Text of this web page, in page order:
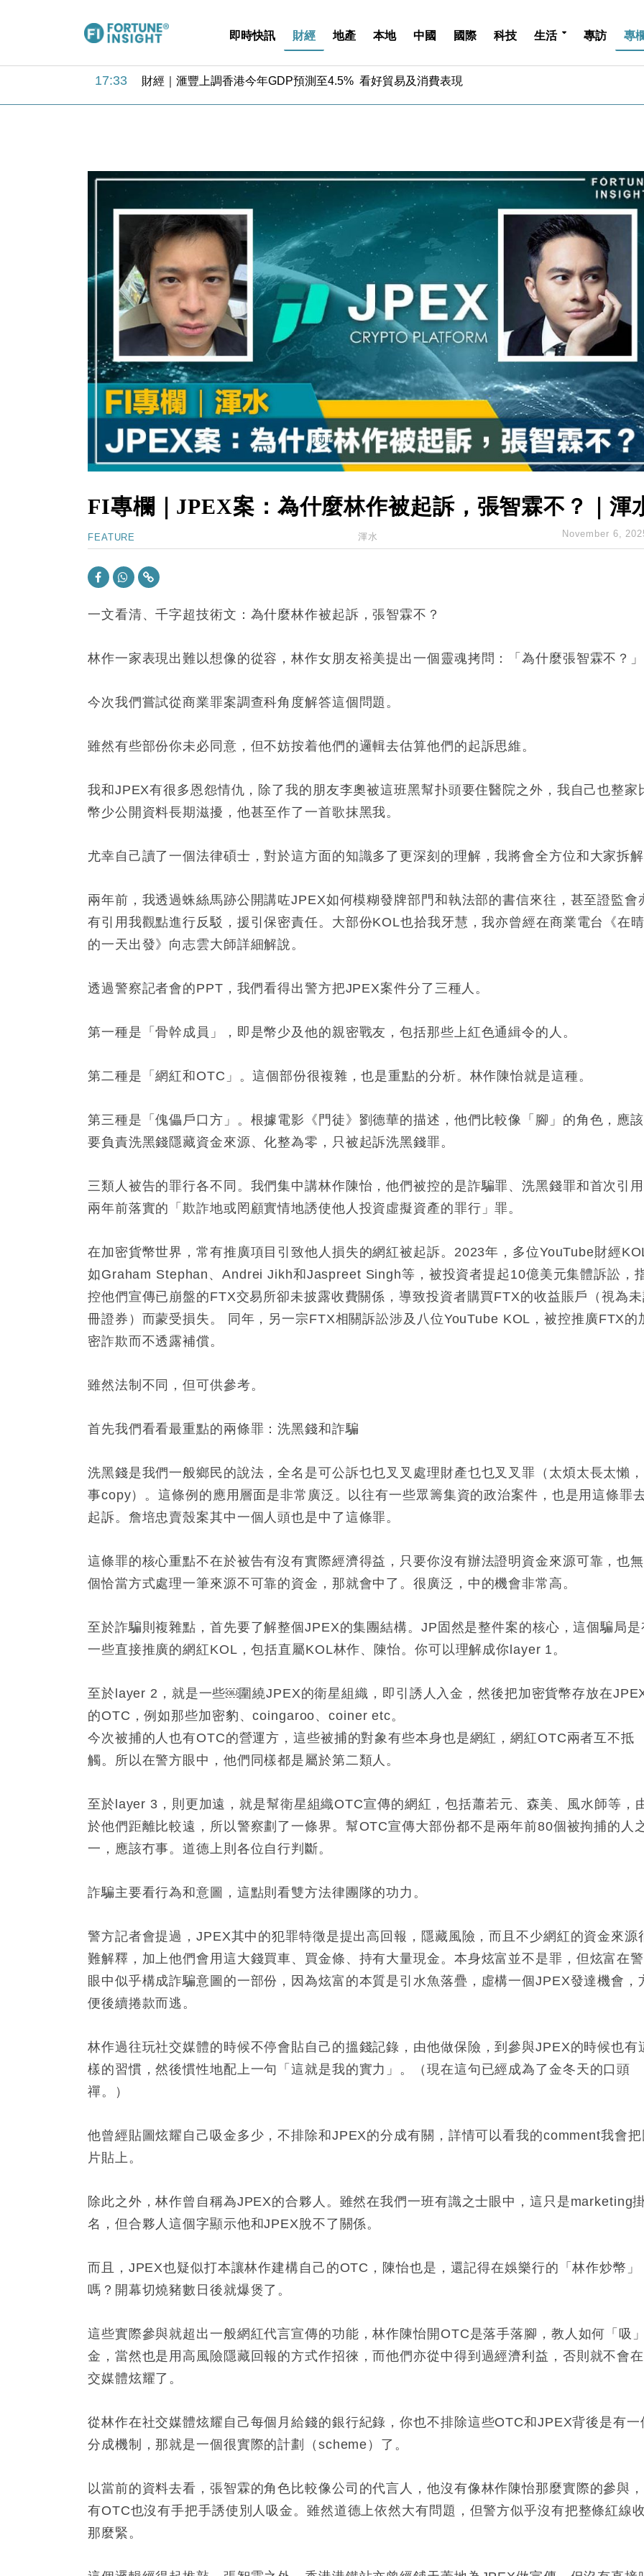
即時快訊 財經 地產 本地 中國 國際 科技 生活 專訪 專
17:33 財經｜滙豐上調香港今年GDP預測至4.5% 看好貿易及消費表現
13:44 財經｜內地7月美元計價出口增近24%勝預期 貿易順差達1125億美元
12:44 財經｜日本春季三度入市撐日圓 4月單日斥6.28萬億日圓干預創新高
國際｜特朗普料美伊戰事快結束 承認部分彈藥庫存緊張
財經｜SA售股自救後再出手 斥4億美元押注未上市公司
財經｜華僑銀行上半年淨利創新高 中期息增15%至47仙
17:33 財經｜滙豐上調香港今年GDP預測至4.5% 看好貿易及消費表現
16:47 本地｜假冒內地執法人員要求交「保證金」 43歲女子損失近6900萬元
16:05 財經｜日經失守6.5萬點後回穩 全周仍升近2%
15:47 財經｜恒隆10月換帥 玩具「反」斗城亞洲CEO蔡德粦接任
15:11 財經｜韓股反覆波動收跌 連挫7周創逾3年最長跌勢
13:44 財經｜內地7月美元計價出口增近24%勝預期 貿易順差達1125億美元
12:44 財經｜日本春季三度入市撐日圓 4月單日斥6.28萬億日圓干預創新高
11:12 國際｜特朗普料美伊戰事快結束 承認部分彈藥庫存緊張
15:59 財經｜SA售股自救後再出手 斥4億美元押注未上市公司
FI專欄｜JPEX案：為什麼林作被起訴，張智霖不？｜渾
FEATURE 渾水 November 6,
一文看清、千字超技術文：為什麼林作被起訴，張智霖不？
林作一家表現出難以想像的從容，林作女朋友裕美提出一個靈魂拷問：「為什麼張智霖不？」
今次我們嘗試從商業罪案調查科角度解答這個問題。
雖然有些部份你未必同意，但不妨按着他們的邏輯去估算他們的起訴思維。
我和JPEX有很多恩怨情仇，除了我的朋友李奧被這班黑幫扑頭要住醫院之外，我自己也整家
幣少公開資料長期滋擾，他甚至作了一首歌抹黑我。
尤幸自己讀了一個法律碩士，對於這方面的知識多了更深刻的理解，我將會全方位和大家拆解
兩年前，我透過蛛絲馬跡公開講咗JPEX如何模糊發牌部門和執法部的書信來往，甚至證監會
有引用我觀點進行反駁，援引保密責任。大部份KOL也拾我牙慧，我亦曾經在商業電台《在
的一天出發》向志雲大師詳細解說。
透過警察記者會的PPT，我們看得出警方把JPEX案件分了三種人。
第一種是「骨幹成員」，即是幣少及他的親密戰友，包括那些上紅色通緝令的人。
第二種是「網紅和OTC」。這個部份很複雜，也是重點的分析。林作陳怡就是這種。
第三種是「傀儡戶口方」。根據電影《門徒》劉德華的描述，他們比較像「腳」的角色，應
要負責洗黑錢隱藏資金來源、化整為零，只被起訴洗黑錢罪。
三類人被告的罪行各不同。我們集中講林作陳怡，他們被控的是詐騙罪、洗黑錢罪和首次引用
兩年前落實的「欺詐地或罔顧實情地誘使他人投資虛擬資產的罪行」罪。
在加密貨幣世界，常有推廣項目引致他人損失的網紅被起訴。2023年，多位YouTube財經
如Graham Stephan、Andrei Jikh和Jaspreet Singh等，被投資者提起10億美元集體訴訟，
控他們宣傳已崩盤的FTX交易所卻未披露收費關係，導致投資者購買FTX的收益賬戶（視為未
冊證券）而蒙受損失。 同年，另一宗FTX相關訴訟涉及八位YouTube KOL，被控推廣FTX的
密詐欺而不透露補償。
雖然法制不同，但可供參考。
首先我們看看最重點的兩條罪：洗黑錢和詐騙
洗黑錢是我們一般鄉民的說法，全名是可公訴乜乜叉叉處理財產乜乜叉叉罪（太煩太長太懶
事copy）。這條例的應用層面是非常廣泛。以往有一些眾籌集資的政治案件，也是用這條罪
起訴。詹培忠賣殼案其中一個人頭也是中了這條罪。
這條罪的核心重點不在於被告有沒有實際經濟得益，只要你沒有辦法證明資金來源可靠，也
個恰當方式處理一筆來源不可靠的資金，那就會中了。很廣泛，中的機會非常高。
至於詐騙則複雜點，首先要了解整個JPEX的集團結構。JP固然是整件案的核心，這個騙局是
一些直接推廣的網紅KOL，包括直屬KOL林作、陳怡。你可以理解成你layer 1。
至於layer 2，就是一些￼圍繞JPEX的衛星組織，即引誘人入金，然後把加密貨幣存放在
的OTC，例如那些加密豹、coingaroo、coiner etc。
今次被捕的人也有OTC的營運方，這些被捕的對象有些本身也是網紅，網紅OTC兩者互不抵
觸。所以在警方眼中，他們同樣都是屬於第二類人。
至於layer 3，則更加遠，就是幫衛星組織OTC宣傳的網紅，包括蕭若元、森美、風水師等，
於他們距離比較遠，所以警察劃了一條界。幫OTC宣傳大部份都不是兩年前80個被拘捕的人
一，應該冇事。道德上則各位自行判斷。
詐騙主要看行為和意圖，這點則看雙方法律團隊的功力。
警方記者會提過，JPEX其中的犯罪特徵是提出高回報，隱藏風險，而且不少網紅的資金來源
難解釋，加上他們會用這大錢買車、買金條、持有大量現金。本身炫富並不是罪，但炫富在
眼中似乎構成詐騙意圖的一部份，因為炫富的本質是引水魚落疊，虛構一個JPEX發達機會，
便後續捲款而逃。
林作過往玩社交媒體的時候不停會貼自己的搵錢記錄，由他做保險，到參與JPEX的時候也有
樣的習慣，然後慣性地配上一句「這就是我的實力」。（現在這句已經成為了金冬天的口頭
禪。）
他曾經貼圖炫耀自己吸金多少，不排除和JPEX的分成有關，詳情可以看我的comment我會把
片貼上。
除此之外，林作曾自稱為JPEX的合夥人。雖然在我們一班有識之士眼中，這只是marketing
名，但合夥人這個字顯示他和JPEX脫不了關係。
而且，JPEX也疑似打本讓林作建構自己的OTC，陳怡也是，還記得在娛樂行的「林作炒幣」
嗎？開幕切燒豬數日後就爆煲了。
這些實際參與就超出一般網紅代言宣傳的功能，林作陳怡開OTC是落手落腳，教人如何「吸」
金，當然也是用高風險隱藏回報的方式作招徠，而他們亦從中得到過經濟利益，否則就不會
交媒體炫耀了。
從林作在社交媒體炫耀自己每個月給錢的銀行紀錄，你也不排除這些OTC和JPEX背後是有一
分成機制，那就是一個很實際的計劃（scheme）了。
以當前的資料去看，張智霖的角色比較像公司的代言人，他沒有像林作陳怡那麼實際的參與
有OTC也沒有手把手誘使別人吸金。雖然道德上依然大有問題，但警方似乎沒有把整條紅線收
那麼緊。